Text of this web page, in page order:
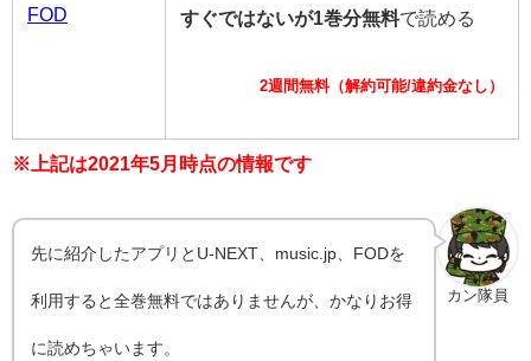
FOD すぐではないが1巻分無料で読める
2週間無料（解約可能/違約金なし）
※上記は2021年5月時点の情報です
カン隊員
先に紹介したアプリとU-NEXT、music.jp、FODを
利用すると全巻無料ではありませんが、かなりお得
に読めちゃいます。